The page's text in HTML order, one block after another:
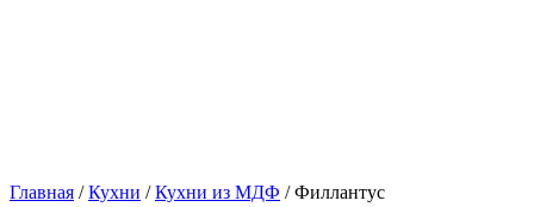
Главная /Кухни /Кухни из МДФ / Филлантус